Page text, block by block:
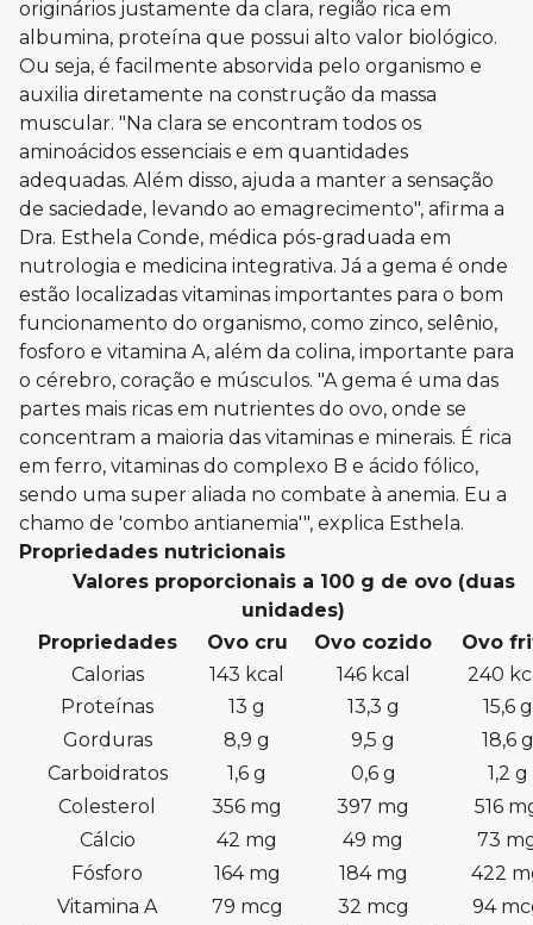
originários justamente da clara, região rica em
albumina, proteína que possui alto valor biológico.
Ou seja, é facilmente absorvida pelo organismo e
auxilia diretamente na construção da massa
muscular. "Na clara se encontram todos os
aminoácidos essenciais e em quantidades
adequadas. Além disso, ajuda a manter a sensação
de saciedade, levando ao emagrecimento", afirma a
Dra. Esthela Conde, médica pós-graduada em
nutrologia e medicina integrativa. Já a gema é onde
estão localizadas vitaminas importantes para o bom
funcionamento do organismo, como zinco, selênio,
fosforo e vitamina A, além da colina, importante para
o cérebro, coração e músculos. "A gema é uma das
partes mais ricas em nutrientes do ovo, onde se
concentram a maioria das vitaminas e minerais. É rica
em ferro, vitaminas do complexo B e ácido fólico,
sendo uma super aliada no combate à anemia. Eu a
chamo de 'combo antianemia'", explica Esthela.
Propriedades nutricionais
Valores proporcionais a 100 g de ovo (duas
unidades)
Propriedades
Ovo cru Ovo cozido
Ovo
Calorias
143 kcal 146 kcal
240
Proteínas
13 g 13,3 g
15,6 g
Gorduras
8,9 g 9,5 g
18,6 g
Carboidratos
1,6 g 0,6 g
1,2 g
Colesterol
356 mg 397 mg
516
Cálcio
42 mg 49 mg
73
Fósforo
164 mg 184 mg
422
Vitamina A
79 mcg 32 mcg
94